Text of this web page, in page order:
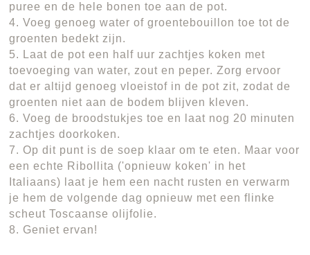
puree en de hele bonen toe aan de pot.
4. Voeg genoeg water of groentebouillon toe tot de
groenten bedekt zijn.
5. Laat de pot een half uur zachtjes koken met
toevoeging van water, zout en peper. Zorg ervoor
dat er altijd genoeg vloeistof in de pot zit, zodat de
groenten niet aan de bodem blijven kleven.
6. Voeg de broodstukjes toe en laat nog 20 minuten
zachtjes doorkoken.
7. Op dit punt is de soep klaar om te eten. Maar voor
een echte Ribollita ('opnieuw koken' in het
Italiaans) laat je hem een nacht rusten en verwarm
je hem de volgende dag opnieuw met een flinke
scheut Toscaanse olijfolie.
8. Geniet ervan!